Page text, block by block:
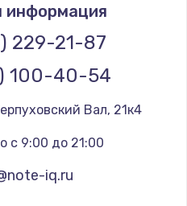
информация
229-21-87
100-40-54
Вал, 21к4
с 9:00 до 21:00
iq.ru